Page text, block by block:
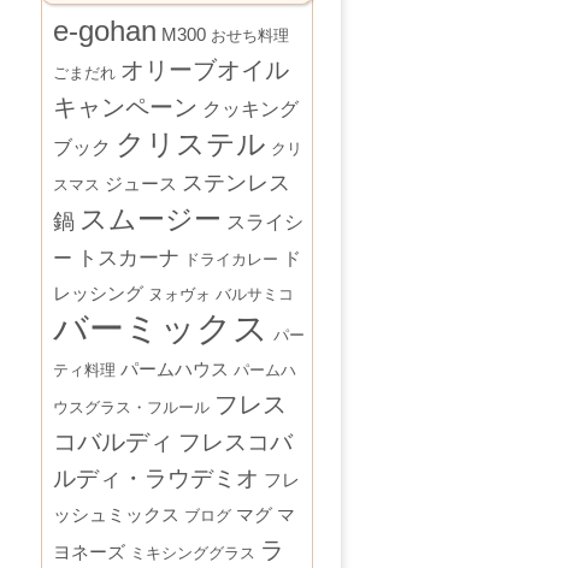
e-gohan M300 おせち料理
ごまだれ オリーブオイル
キャンペーン クッキング
ブック クリステル クリ
スマス ジュース ステンレス
鍋 スムージー スライシ
ー
トスカーナ ドライカレー
ド
レッシング ヌォヴォ バルサミコ
バーミックス パー
ティ料理 パームハウス パームハ
ウスグラス・フルール フレス
コバルディ フレスコバ
ルディ・ラウデミオ フレ
ッシュミックス ブログ マグ マ
ヨネーズ ミキシンググラス ラ